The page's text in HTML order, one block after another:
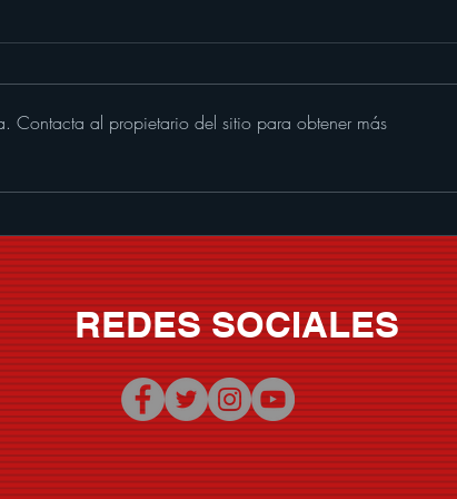
Contacta al propietario del sitio para obtener más
REDES SOCIALES